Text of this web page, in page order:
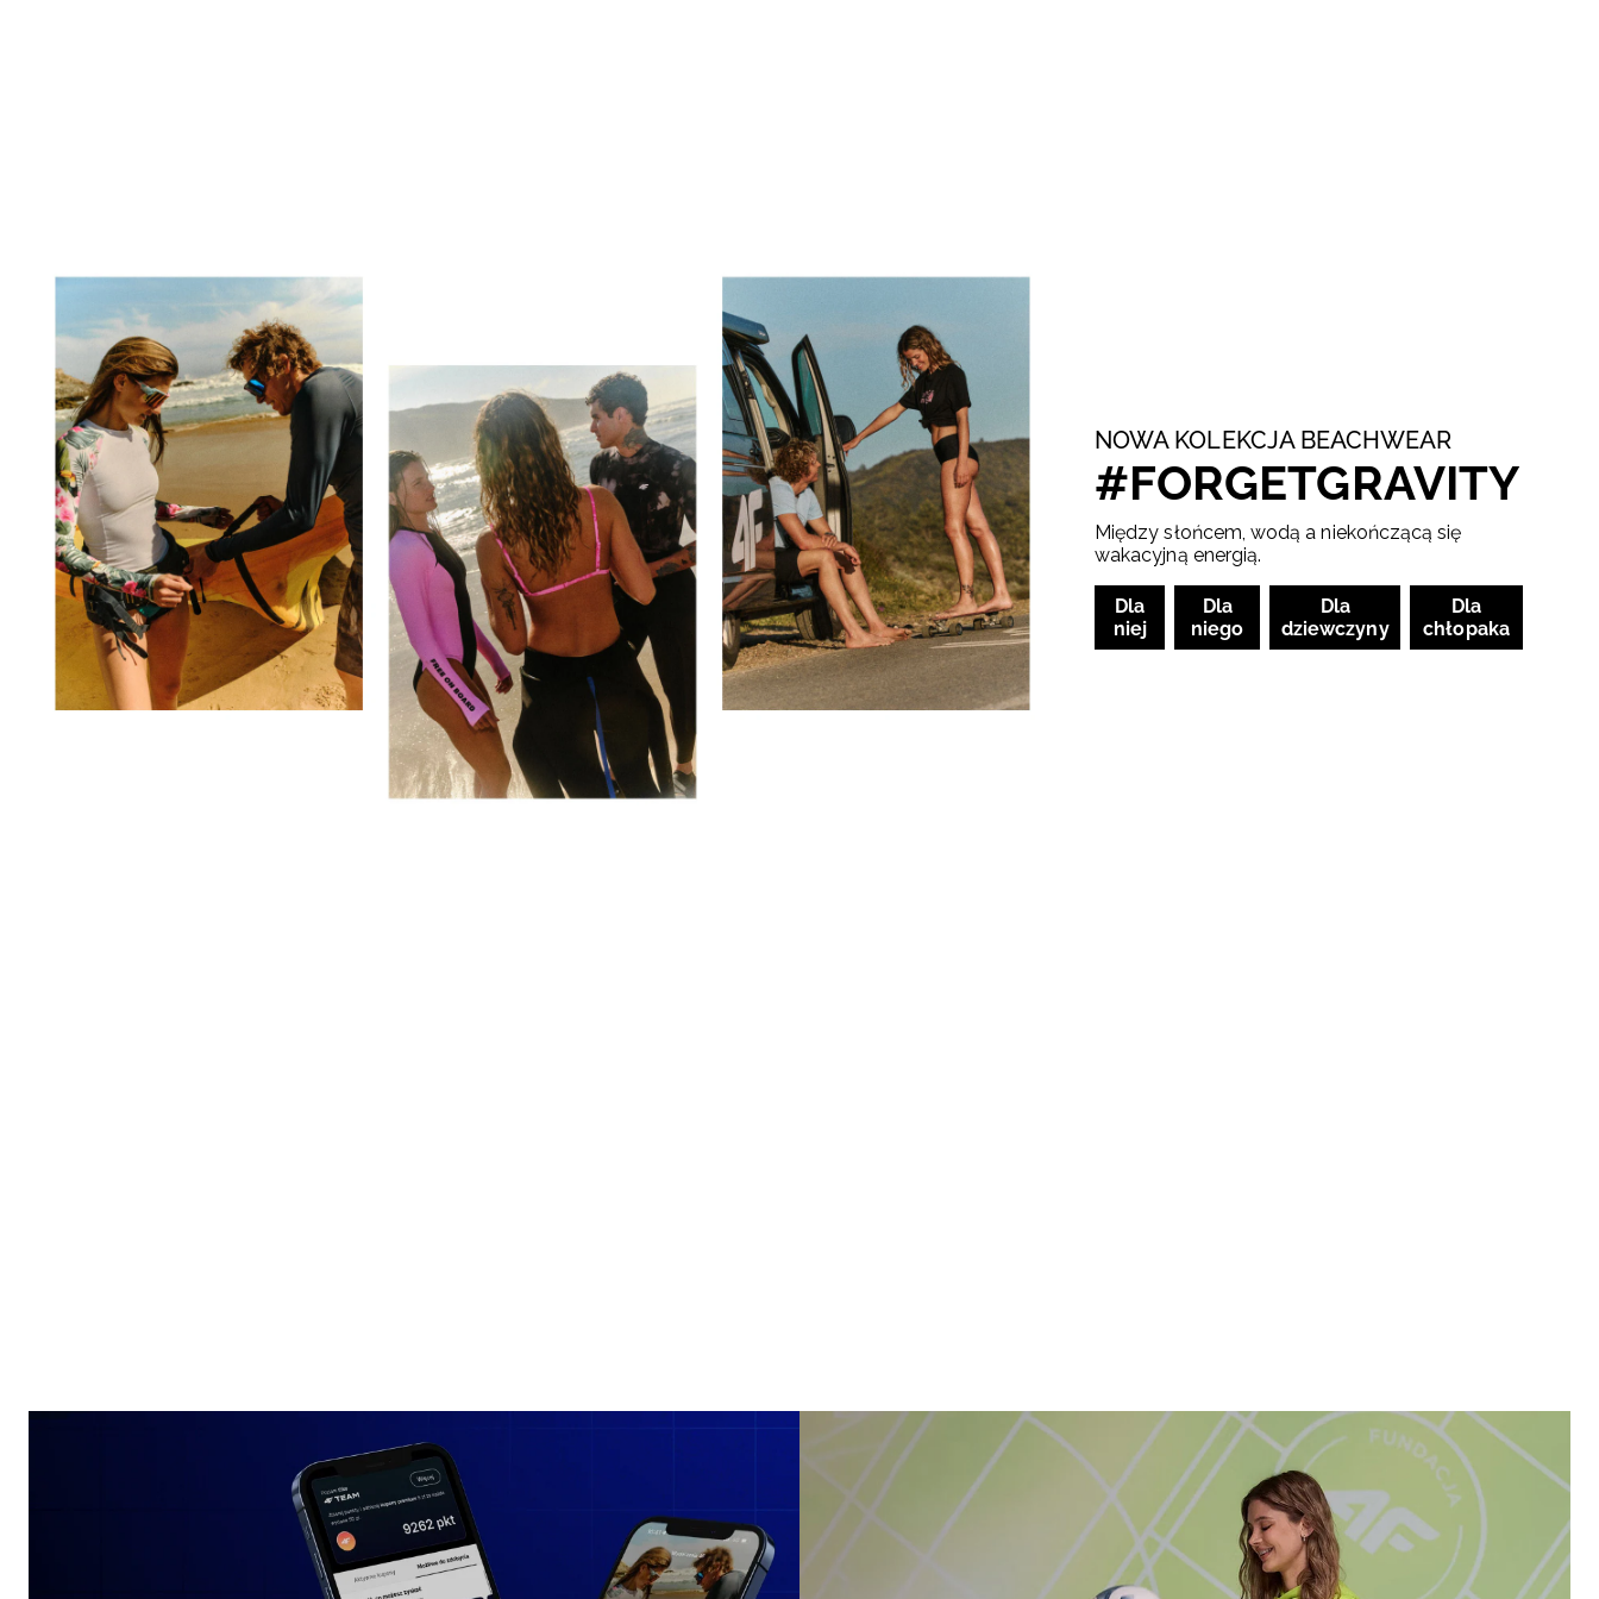
NOWA KOLEKCJA BEACHWEAR
#FORGETGRAVITY
Między słońcem, wodą a niekończącą się
wakacyjną energią.
Dla
niej
Dla
niego
Dla
dziewczyny
Dla
chłopaka
NOWA KOLEKCJA NA BASEN
#FORGETGRAVITY
Dowiedz się więcej